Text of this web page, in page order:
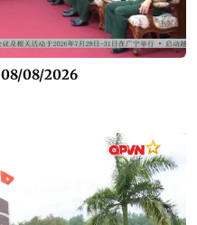
08/2026